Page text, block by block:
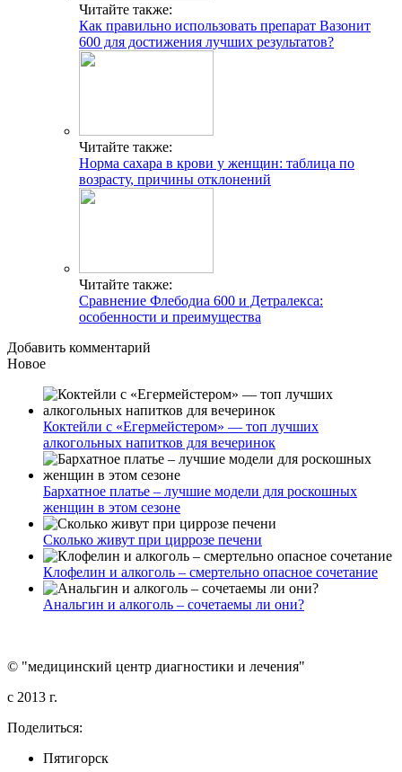
Читайте также:
Как правильно использовать препарат Вазонит
600 для достижения лучших результатов?
Читайте также:
Норма сахара в крови у женщин: таблица по
возрасту, причины отклонений
Читайте также:
Сравнение Флебодиа 600 и Детралекса:
особенности и преимущества
Добавить комментарий
Новое
Коктейли с «Егермейстером» — топ лучших
алкогольных напитков для вечеринок
Бархатное платье – лучшие модели для роскошных
женщин в этом сезоне
Сколько живут при циррозе печени
Клофелин и алкоголь – смертельно опасное сочетание
Анальгин и алкоголь – сочетаемы ли они?
© "медицинский центр диагностики и лечения"
c 2013 г.
Поделиться:
Пятигорск